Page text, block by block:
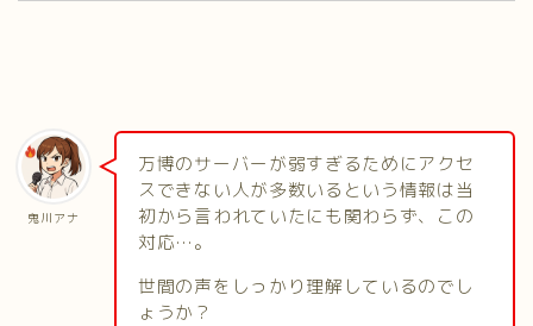
鬼川アナ
万博のサーバーが弱すぎるためにアクセ
スできない人が多数いるという情報は当
初から言われていたにも関わらず、この
対応…。
世間の声をしっかり理解しているのでし
ょうか？